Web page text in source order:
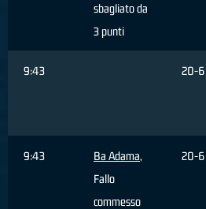
sbagliato da
3 punti
9:43 20-6
9:43 Ba Adama,
Fallo
commesso
20-6